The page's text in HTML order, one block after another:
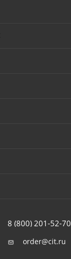
8 (800) 201-52-70
order@cit.ru